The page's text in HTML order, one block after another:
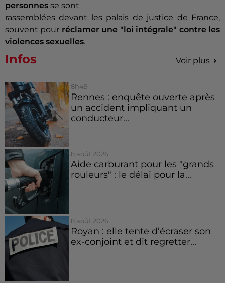
personnes se sont
rassemblées devant les palais de justice de France,
souvent pour réclamer une "loi intégrale" contre les
violences sexuelles.
Infos Voir plus
8h49
Rennes : enquête ouverte après
un accident impliquant un
conducteur...
8 août 2026
Aide carburant pour les "grands
rouleurs" : le délai pour la...
8 août 2026
Royan : elle tente d’écraser son
ex-conjoint et dit regretter...